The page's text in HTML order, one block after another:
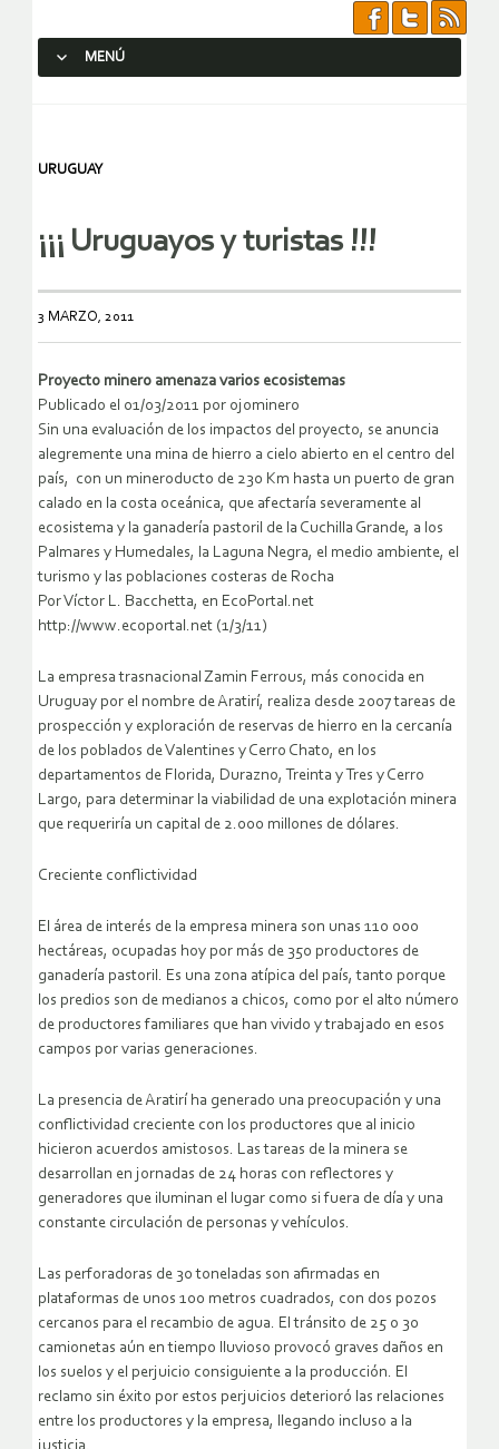
MENÚ
URUGUAY
¡¡¡ Uruguayos y turistas !!!
3 MARZO, 2011
Proyecto minero amenaza varios ecosistemas
Publicado el 01/03/2011 por ojominero
Sin una evaluación de los impactos del proyecto, se anuncia
alegremente una mina de hierro a cielo abierto en el centro del
país, con un mineroducto de 230 Km hasta un puerto de gran
calado en la costa oceánica, que afectaría severamente al
ecosistema y la ganadería pastoril de la Cuchilla Grande, a los
Palmares y Humedales, la Laguna Negra, el medio ambiente, el
turismo y las poblaciones costeras de Rocha
Por Víctor L. Bacchetta, en EcoPortal.net
http://www.ecoportal.net (1/3/11)
La empresa trasnacional Zamin Ferrous, más conocida en
Uruguay por el nombre de Aratirí, realiza desde 2007 tareas de
prospección y exploración de reservas de hierro en la cercanía
de los poblados de Valentines y Cerro Chato, en los
departamentos de Florida, Durazno, Treinta y Tres y Cerro
Largo, para determinar la viabilidad de una explotación minera
que requeriría un capital de 2.000 millones de dólares.
Creciente conflictividad
El área de interés de la empresa minera son unas 110 000
hectáreas, ocupadas hoy por más de 350 productores de
ganadería pastoril. Es una zona atípica del país, tanto porque
los predios son de medianos a chicos, como por el alto número
de productores familiares que han vivido y trabajado en esos
campos por varias generaciones.
La presencia de Aratirí ha generado una preocupación y una
conflictividad creciente con los productores que al inicio
hicieron acuerdos amistosos. Las tareas de la minera se
desarrollan en jornadas de 24 horas con reflectores y
generadores que iluminan el lugar como si fuera de día y una
constante circulación de personas y vehículos.
Las perforadoras de 30 toneladas son afirmadas en
plataformas de unos 100 metros cuadrados, con dos pozos
cercanos para el recambio de agua. El tránsito de 25 o 30
camionetas aún en tiempo lluvioso provocó graves daños en
los suelos y el perjuicio consiguiente a la producción. El
reclamo sin éxito por estos perjuicios deterioró las relaciones
entre los productores y la empresa, llegando incluso a la